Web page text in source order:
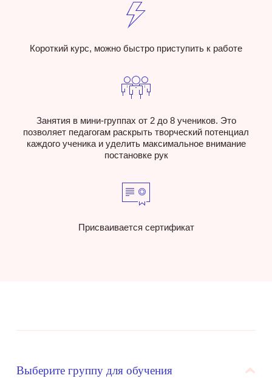
Короткий курс, можно быстро приступить к работе
Занятия в мини-группах от 2 до 8 учеников. Это
позволяет педагогам раскрыть творческий потенциал
каждого ученика и уделить максимальное внимание
постановке рук
Присваивается сертификат
Выберите группу для обучения